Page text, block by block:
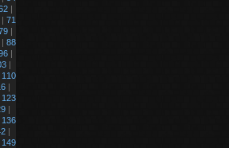
|
| 71
|
| 88
|
|
110
|
123
|
136
|
149